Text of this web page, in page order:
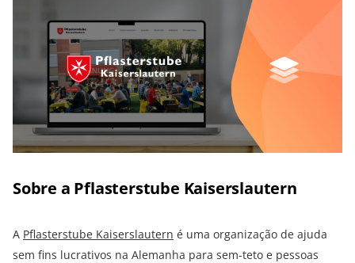
Sobre a Pflasterstube Kaiserslautern
A Pflasterstube Kaiserslautern é uma organização de ajuda
sem fins lucrativos na Alemanha para sem-teto e pessoas